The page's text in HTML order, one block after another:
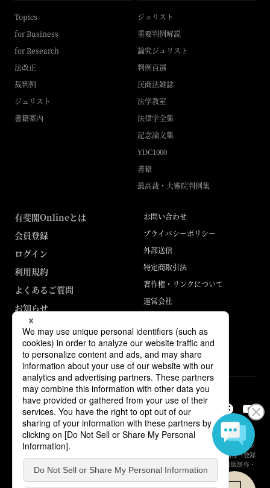
Topics
for Business
for Research
法改正
裁判例
ジュリスト
書籍案内
ジュリスト
重要判例解説
論究ジュリスト
判例百選
民商法雑誌
法学教室
法律学全集
記念論文集
YDC1000
書籍
最高裁・大審院判例集
有斐閣Onlineとは
会員登録
ログイン
利用規約
よくあるご質問
お知らせ
お問い合わせ
プライバシーポリシー
外部送信
特定商取引法
著作権・リンクについて
運営会社
ABJマークは、この電子書店・電子書籍配信サービスが、著作権者からコン
テンツ使用許諾を得た正規版配信サービスであることを示す登録商標（登録
番号 第6091713号）です。詳しくは［ABJマーク］または［電子出版制作・
流通協議会］で検索してください。